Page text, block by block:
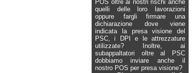
POS oltre ai nostri rischi anche
quelli delle loro lavorazioni
oppure fargli firmare una
dichiarazione dove viene
indicata la presa visione del
PSC, i DPI e le attrezzature
utilizzate? Inoltre, ai
subappaltatori oltre al PSC
dobbiamo inviare anche il
nostro POS per presa visione?